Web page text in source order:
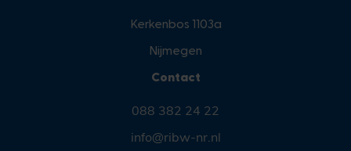
Kerkenbos 1103a
Nijmegen
Contact
088 382 24 22
info@ribw-nr.nl